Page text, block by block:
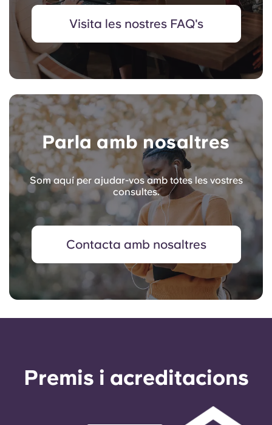
Visita les nostres FAQ's
Parla amb nosaltres
Som aquí per ajudar-vos amb totes les vostres
consultes.
Contacta amb nosaltres
Premis i acreditacions